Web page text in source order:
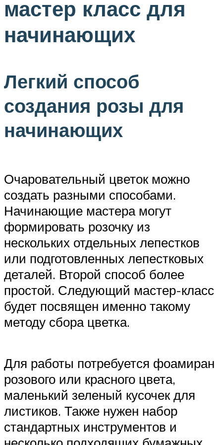
мастер класс для
начинающих
Легкий способ
создания розы для
начинающих
Очаровательный цветок можно
создать разными способами.
Начинающие мастера могут
формировать розочку из
нескольких отдельных лепестков
или подготовленных лепестковых
деталей. Второй способ более
простой. Следующий мастер-класс
будет посвящен именно такому
методу сбора цветка.
Для работы потребуется фоамиран
розового или красного цвета,
маленький зеленый кусочек для
листиков. Также нужен набор
стандартных инструментов и